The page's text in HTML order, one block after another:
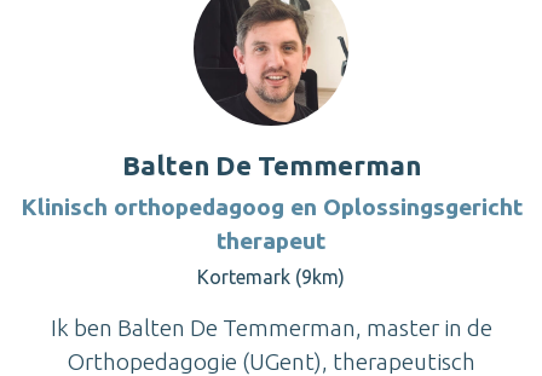
Balten De Temmerman
Klinisch orthopedagoog en Oplossingsgericht
therapeut
Kortemark (9km)
Ik ben Balten De Temmerman, master in de
Orthopedagogie (UGent), therapeutisch